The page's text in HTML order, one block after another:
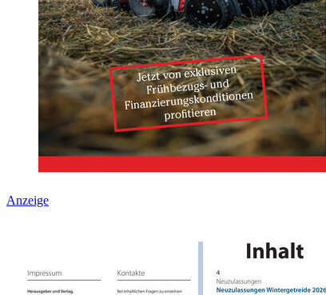
Anzeige